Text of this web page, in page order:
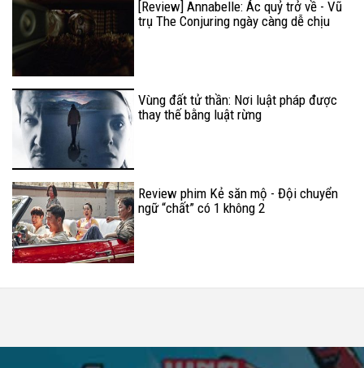
[Review] Annabelle: Ác quỷ trở về - Vũ
trụ The Conjuring ngày càng dễ chịu
Vùng đất tử thần: Nơi luật pháp được
thay thế bằng luật rừng
Review phim Kẻ săn mộ - Đội chuyển
ngữ “chất” có 1 không 2